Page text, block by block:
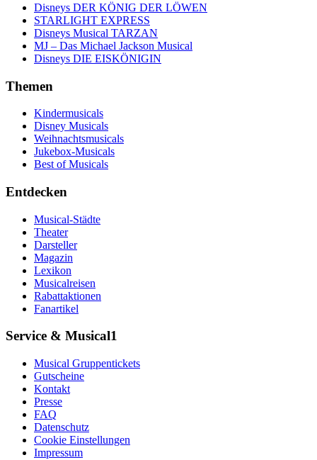
Disneys DER KÖNIG DER LÖWEN
STARLIGHT EXPRESS
Disneys Musical TARZAN
MJ – Das Michael Jackson Musical
Disneys DIE EISKÖNIGIN
Themen
Kindermusicals
Disney Musicals
Weihnachtsmusicals
Jukebox-Musicals
Best of Musicals
Entdecken
Musical-Städte
Theater
Darsteller
Magazin
Lexikon
Musicalreisen
Rabattaktionen
Fanartikel
Service & Musical1
Musical Gruppentickets
Gutscheine
Kontakt
Presse
FAQ
Datenschutz
Cookie Einstellungen
Impressum